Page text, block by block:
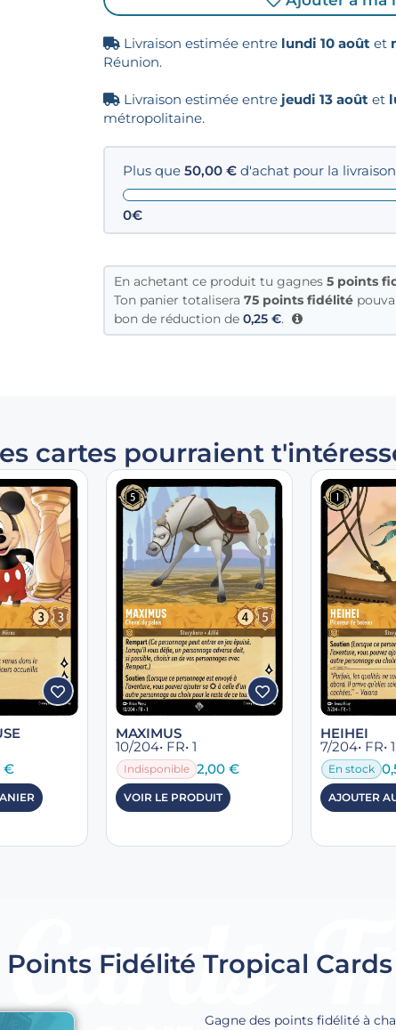
Livraison estimée entre lundi 10 août et
Réunion.
Livraison estimée entre jeudi 13 août et
métropolitaine.
Plus que50,00€ d'achat pour la
0€
En achetant ce produit tu gagnes5 points
Ton panier totalisera75 points fidélité
bon de réduction de0,25€.
cartes pourraient
€
MAXIMUS
10/204• FR• 1
Indisponible 2,00€
VOIR LE PRODUIT
HEIHEI
7/204• FR• 1
En stock
AJOUTER
Points Fidélité Tropical Cards
Gagne des points fidélité à